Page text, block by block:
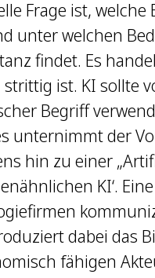
Frage ist,
unter welchen
findet. Es
ist. KI sollte
Begriff
unternimmt der
hin zu einer
KI‘.
dabei das
fähigen